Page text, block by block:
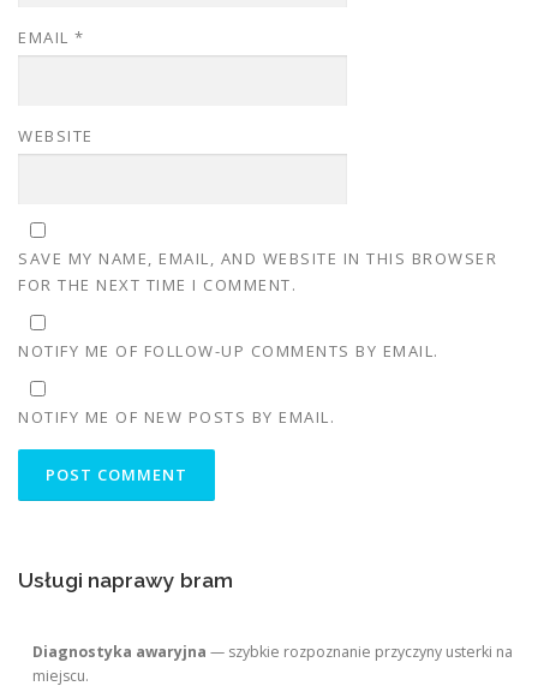
EMAIL *
WEBSITE
SAVE MY NAME, EMAIL, AND WEBSITE IN THIS BROWSER
FOR THE NEXT TIME I COMMENT.
NOTIFY ME OF FOLLOW-UP COMMENTS BY EMAIL.
NOTIFY ME OF NEW POSTS BY EMAIL.
Usługi naprawy bram
Diagnostyka awaryjna — szybkie rozpoznanie przyczyny usterki na
miejscu.